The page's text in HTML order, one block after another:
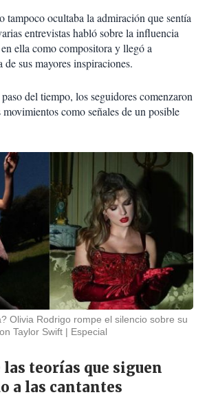
tampoco ocultaba la admiración que sentía
entrevistas habló sobre la influencia
ella como compositora y llegó a
sus mayores inspiraciones.
del tiempo, los seguidores comenzaron
como señales de un posible
Olivia Rodrigo rompe el silencio sobre su
Taylor Swift
Especial
teorías que siguen
a las cantantes